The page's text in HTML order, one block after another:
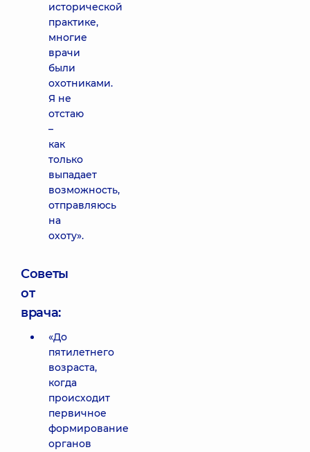
исторической
практике,
многие
врачи
были
охотниками.
Я не
отстаю
–
как
только
выпадает
возможность,
отправляюсь
на
охоту».
Советы
от
врача:
«До
пятилетнего
возраста,
когда
происходит
первичное
формирование
органов